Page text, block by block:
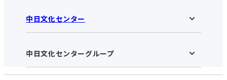
中日文化センター 栄HOME
お知らせ
アクセス･営業時間
お申し込みの流れ
入会と受講のご案内
中日文化センター
中日文化センターHOME
中日文化センターとは
受講規約・会員特典
中日文化センターグループ